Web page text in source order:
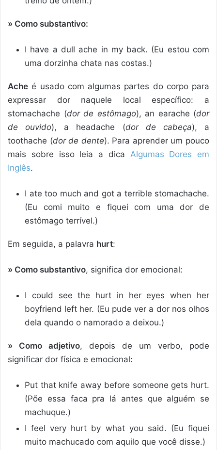
» Como substantivo:
I have a dull ache in my back. (Eu estou com
uma dorzinha chata nas costas.)
Ache é usado com algumas partes do corpo para
expressar dor naquele local específico: a
stomachache (dor de estômago), an earache (dor
de ouvido), a headache (dor de cabeça), a
toothache (dor de dente). Para aprender um pouco
mais sobre isso leia a dica Algumas Dores em
Inglês.
I ate too much and got a terrible stomachache.
(Eu comi muito e fiquei com uma dor de
estômago terrível.)
Em seguida, a palavra hurt:
» Como substantivo, significa dor emocional:
I could see the hurt in her eyes when her
boyfriend left her. (Eu pude ver a dor nos olhos
dela quando o namorado a deixou.)
» Como adjetivo, depois de um verbo, pode
significar dor física e emocional:
Put that knife away before someone gets hurt.
(Põe essa faca pra lá antes que alguém se
machuque.)
I feel very hurt by what you said. (Eu fiquei
muito machucado com aquilo que você disse.)